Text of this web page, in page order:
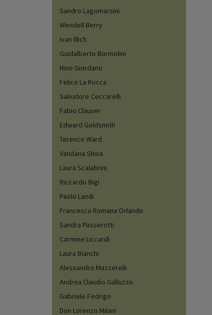
Sandro Lagomarsini
Wendell Berry
Ivan Illich
Guidalberto Bormolini
Nino Giordano
Felice La Rocca
Salvatore Ceccarelli
Fabio Clauser
Edward Goldsmith
Terence Ward
Vandana Shiva
Laura Scalabrini
Riccardo Bigi
Paolo Landi
Francesca Romana Orlando
Sandra Passerotti
Carmine Liccardi
Laura Bianchi
Alessandro Mazzerelli
Andrea Claudio Galluzzo
Gabriele Fedrigo
Don Lorenzo Milani